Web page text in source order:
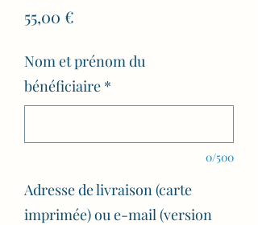
55,00 €
Nom et prénom du
bénéficiaire *
0/500
Adresse de livraison (carte
imprimée) ou e-mail (version